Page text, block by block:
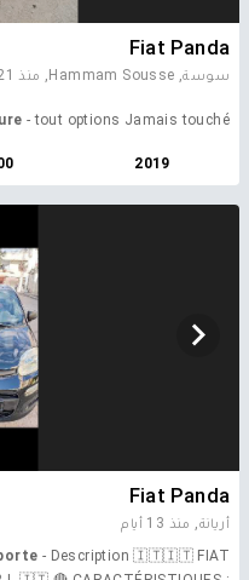
Fiat Panda
سوسة, Hammam Sousse, منذ 21 ساعات
- tout options Jamais touché كرهبة جديدة
2019
Fiat Panda
أريانة, منذ 13 أيام
- Description 🇮🇹🇮🇹 FIAT